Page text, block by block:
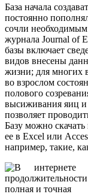
База начала
постоянно
сочли
журнала Journal of
базы включает
видов внесены
жизни; для многих
во взрослом
полового
высиживания яиц и
позволяет
Базу можно
ее в Excel или
например, такие,